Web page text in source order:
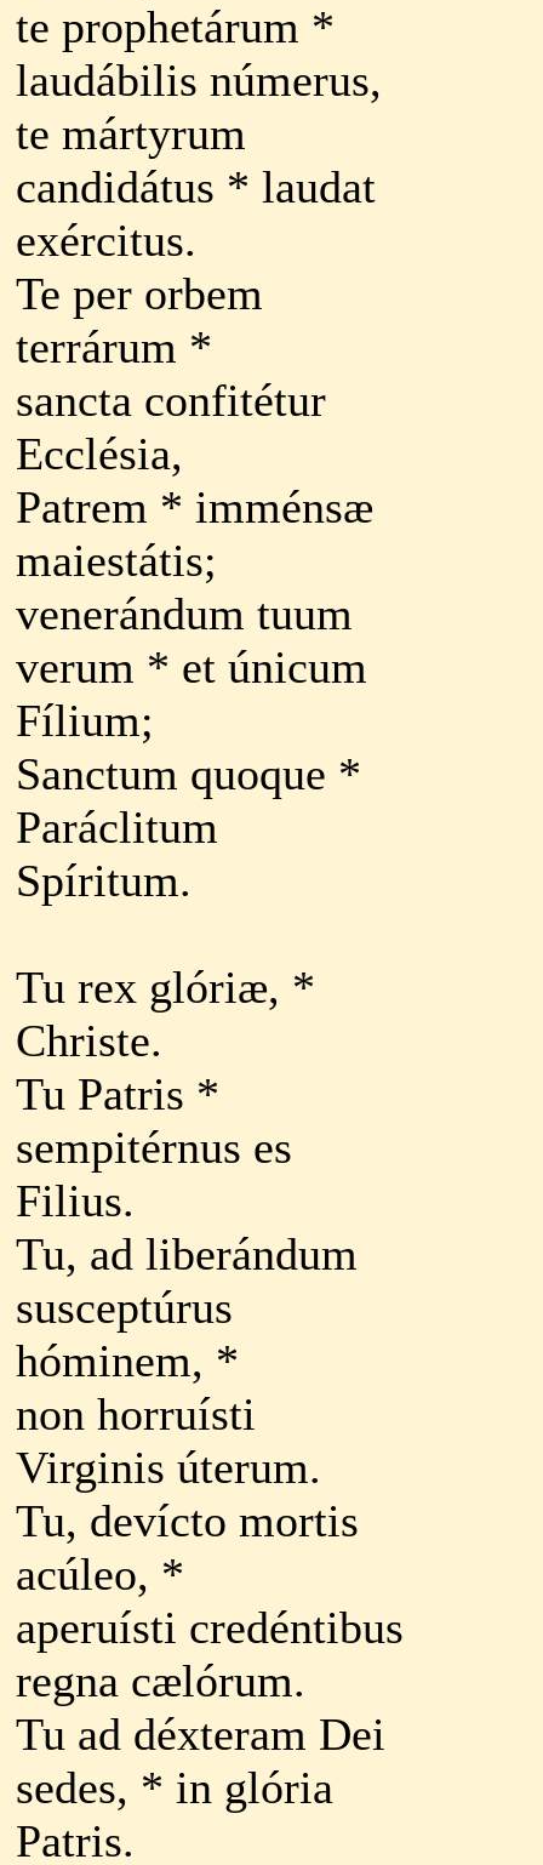
te prophetárum *
laudábilis númerus,
te mártyrum
candidátus * laudat
exércitus.
Te per orbem
terrárum *
sancta confitétur
Ecclésia,
Patrem * imménsæ
maiestátis;
venerándum tuum
verum * et únicum
Fílium;
Sanctum quoque *
Paráclitum
Spíritum.
Tu rex glóriæ, *
Christe.
Tu Patris *
sempitérnus es
Filius.
Tu, ad liberándum
susceptúrus
hóminem, *
non horruísti
Virginis úterum.
Tu, devícto mortis
acúleo, *
aperuísti credéntibus
regna cælórum.
Tu ad déxteram Dei
sedes, * in glória
Patris.